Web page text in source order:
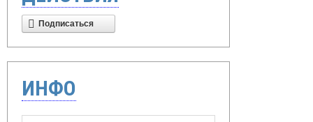
Подписаться
ИНФО